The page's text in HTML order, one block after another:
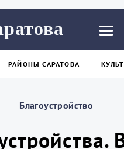
РАЙОНЫ САРАТОВА
Благоустройство